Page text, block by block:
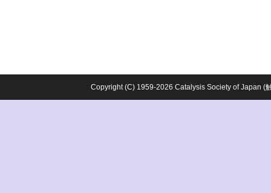
Copyright (C) 1959-2026 Catalysis Society of Japan (